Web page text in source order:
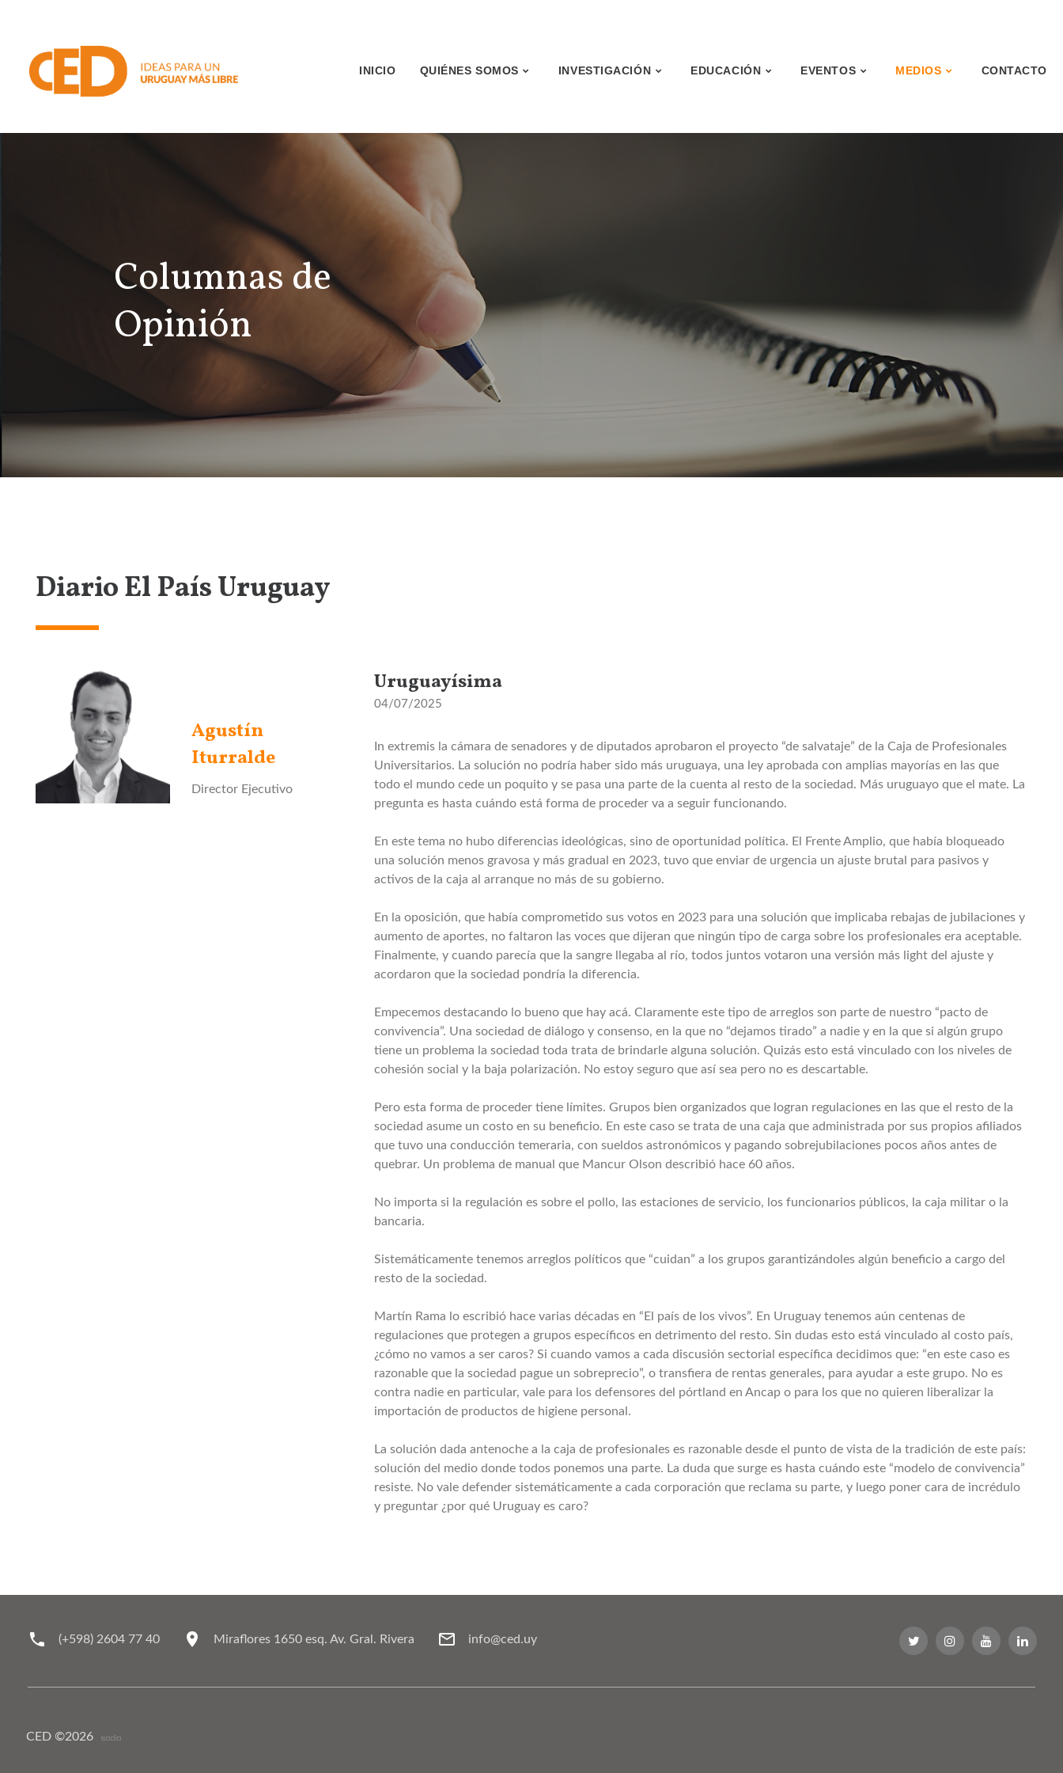
INICIO QUIÉNES SOMOS INVESTIGACIÓN EDUCACIÓN EVENTOS MEDIOS CONTACTO
Columnas de
Opinión
Diario El País Uruguay
Agustín
Iturralde
Director Ejecutivo
Uruguayísima
04/07/2025
In extremis la cámara de senadores y de diputados aprobaron el proyecto “de salvataje” de la Caja de Profesionales
Universitarios. La solución no podría haber sido más uruguaya, una ley aprobada con amplias mayorías en las que
todo el mundo cede un poquito y se pasa una parte de la cuenta al resto de la sociedad. Más uruguayo que el mate. La
pregunta es hasta cuándo está forma de proceder va a seguir funcionando.
En este tema no hubo diferencias ideológicas, sino de oportunidad política. El Frente Amplio, que había bloqueado
una solución menos gravosa y más gradual en 2023, tuvo que enviar de urgencia un ajuste brutal para pasivos y
activos de la caja al arranque no más de su gobierno.
En la oposición, que había comprometido sus votos en 2023 para una solución que implicaba rebajas de jubilaciones y
aumento de aportes, no faltaron las voces que dijeran que ningún tipo de carga sobre los profesionales era aceptable.
Finalmente, y cuando parecía que la sangre llegaba al río, todos juntos votaron una versión más light del ajuste y
acordaron que la sociedad pondría la diferencia.
Empecemos destacando lo bueno que hay acá. Claramente este tipo de arreglos son parte de nuestro “pacto de
convivencia”. Una sociedad de diálogo y consenso, en la que no “dejamos tirado” a nadie y en la que si algún grupo
tiene un problema la sociedad toda trata de brindarle alguna solución. Quizás esto está vinculado con los niveles de
cohesión social y la baja polarización. No estoy seguro que así sea pero no es descartable.
Pero esta forma de proceder tiene límites. Grupos bien organizados que logran regulaciones en las que el resto de la
sociedad asume un costo en su beneficio. En este caso se trata de una caja que administrada por sus propios afiliados
que tuvo una conducción temeraria, con sueldos astronómicos y pagando sobrejubilaciones pocos años antes de
quebrar. Un problema de manual que Mancur Olson describió hace 60 años.
No importa si la regulación es sobre el pollo, las estaciones de servicio, los funcionarios públicos, la caja militar o la
bancaria.
Sistemáticamente tenemos arreglos políticos que “cuidan” a los grupos garantizándoles algún beneficio a cargo del
resto de la sociedad.
Martín Rama lo escribió hace varias décadas en “El país de los vivos”. En Uruguay tenemos aún centenas de
regulaciones que protegen a grupos específicos en detrimento del resto. Sin dudas esto está vinculado al costo país,
¿cómo no vamos a ser caros? Si cuando vamos a cada discusión sectorial específica decidimos que: “en este caso es
razonable que la sociedad pague un sobreprecio”, o transfiera de rentas generales, para ayudar a este grupo. No es
contra nadie en particular, vale para los defensores del pórtland en Ancap o para los que no quieren liberalizar la
importación de productos de higiene personal.
La solución dada antenoche a la caja de profesionales es razonable desde el punto de vista de la tradición de este país:
solución del medio donde todos ponemos una parte. La duda que surge es hasta cuándo este “modelo de convivencia”
resiste. No vale defender sistemáticamente a cada corporación que reclama su parte, y luego poner cara de incrédulo
y preguntar ¿por qué Uruguay es caro?
(+598) 2604 77 40 Miraflores 1650 esq. Av. Gral. Rivera info@ced.uy
CED ©2026